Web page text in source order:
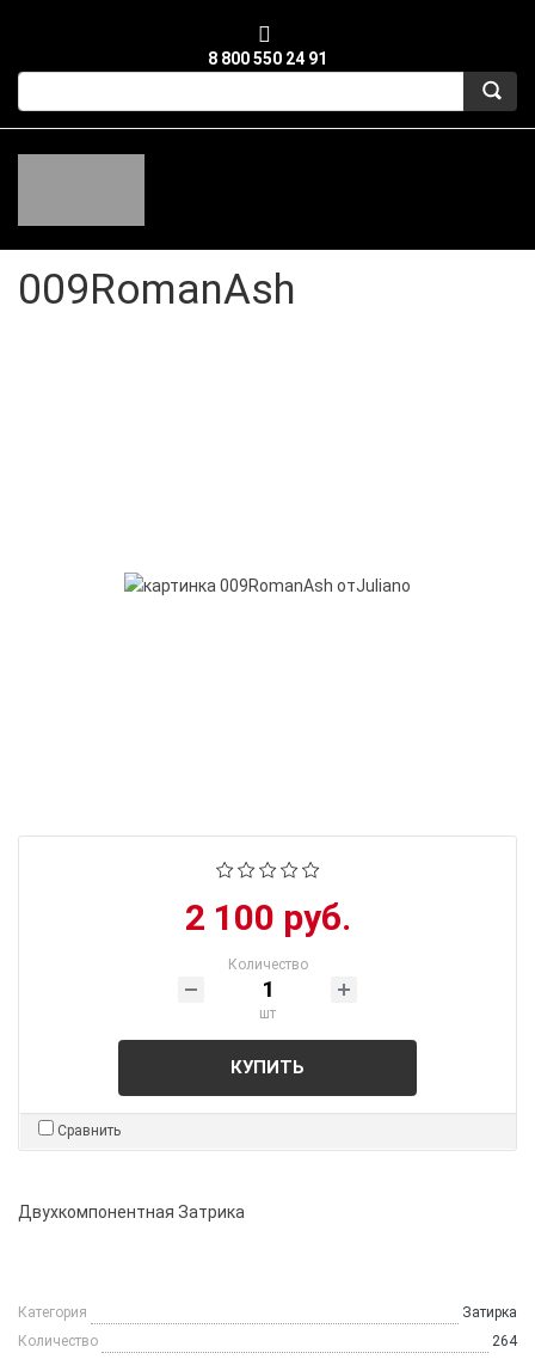
8 800 550 24 91
009RomanAsh
2 100 руб.
Количество
шт
КУПИТЬ
Сравнить
Двухкомпонентная Затрика
Категория
Затирка
Количество
264